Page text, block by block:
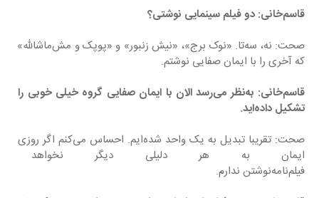
قاسم‌خانی: دو فیلم سینمایی نوشتی؟
صحت: نه، سه‌تا. «نوک برج»، «نیش زنبور» و «پوپک و مش‌ماشالله»
که آخری را با ایمان صفایی نوشتم.
قاسم‌خانی: به‌نظر می‌رسد الان با ایمان صفایی گروه خیلی خوبی را
تشکیل داده‌اید.
صحت: تقریبا تبدیل به یک واحد شده‌ایم. احساس می‌کنم اگر روزی
ایمان به هر دلیلی دیگر نخواهد
فیلم‌نامه‌نوشتن ندارم.